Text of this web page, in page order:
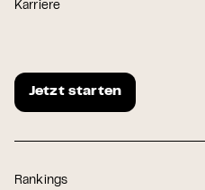
Karriere
Jetzt starten
Rankings